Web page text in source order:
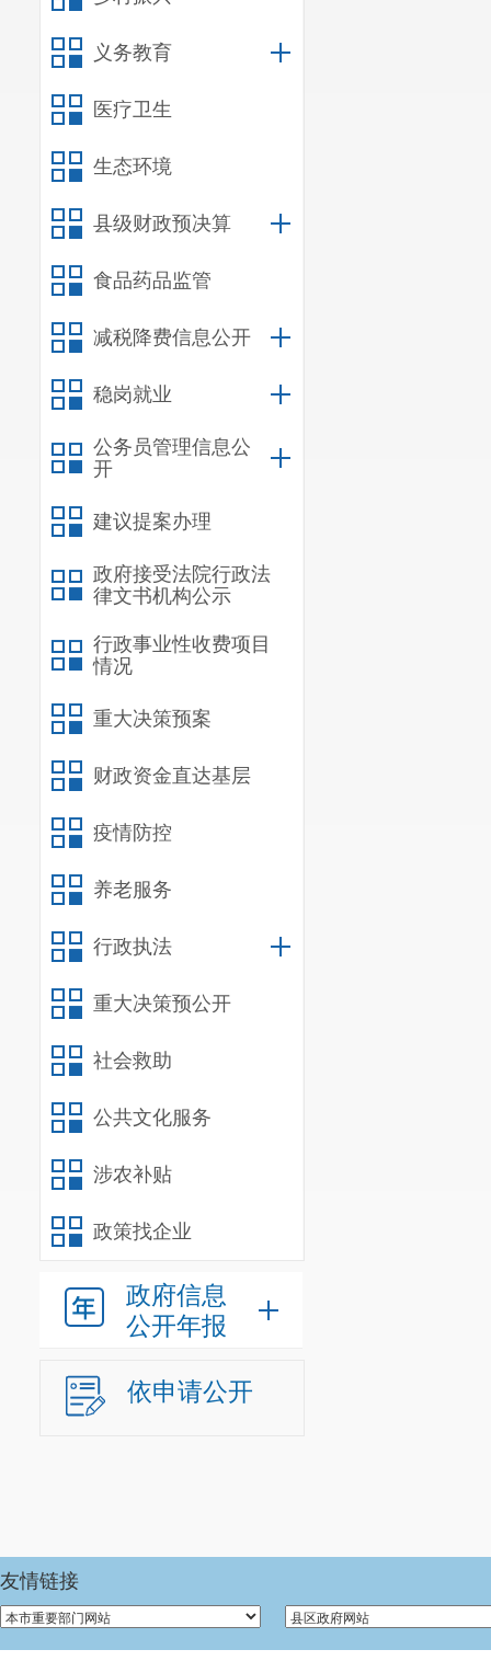
义务教育
医疗卫生
生态环境
县级财政预决算
食品药品监管
减税降费信息公开
稳岗就业
公务员管理信息公
开
建议提案办理
政府接受法院行政法
律文书机构公示
行政事业性收费项目
情况
重大决策预案
财政资金直达基层
疫情防控
养老服务
行政执法
重大决策预公开
社会救助
公共文化服务
涉农补贴
政策找企业
政府信息
公开年报
依申请公开
友情链接